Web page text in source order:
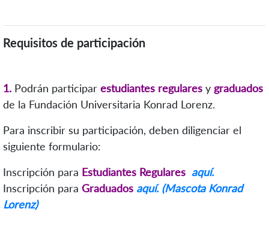
Requisitos de participación
1. Podrán participar estudiantes regulares y graduados
de la Fundación Universitaria Konrad Lorenz.
Para inscribir su participación, deben diligenciar el
siguiente formulario:
Inscripción para Estudiantes Regulares aquí.
Inscripción para Graduados aquí.(Mascota Konrad
Lorenz)